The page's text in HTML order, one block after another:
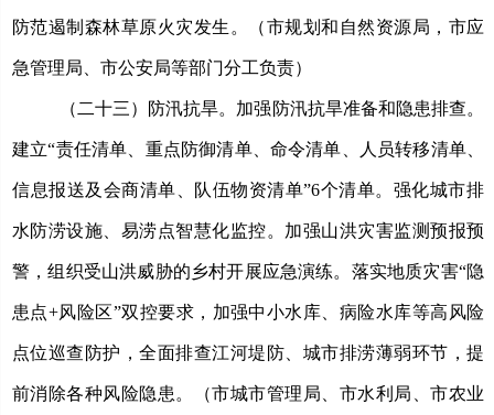
防范遏制森林草原火灾发生。（市规划和自然资源局，市应
急管理局、市公安局等部门分工负责）
（二十三）防汛抗旱。 加强防汛抗旱准备和隐患排查。
建立“责任清单、重点防御清单、命令清单、人员转移清单、
信息报送及会商清单、队伍物资清单”6个清单。强化城市排
水防涝设施、易涝点智慧化监控。加强山洪灾害监测预报预
警，组织受山洪威胁的乡村开展应急演练。落实地质灾害“隐
患点+风险区”双控要求，加强中小水库、病险水库等高风险
点位巡查防护，全面排查江河堤防、城市排涝薄弱环节，提
前消除各种风险隐患。（市城市管理局、市水利局、市农业